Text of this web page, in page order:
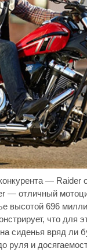
— Raider
— отличный
высотой 696
что для
сиденья вряд ли
руля и